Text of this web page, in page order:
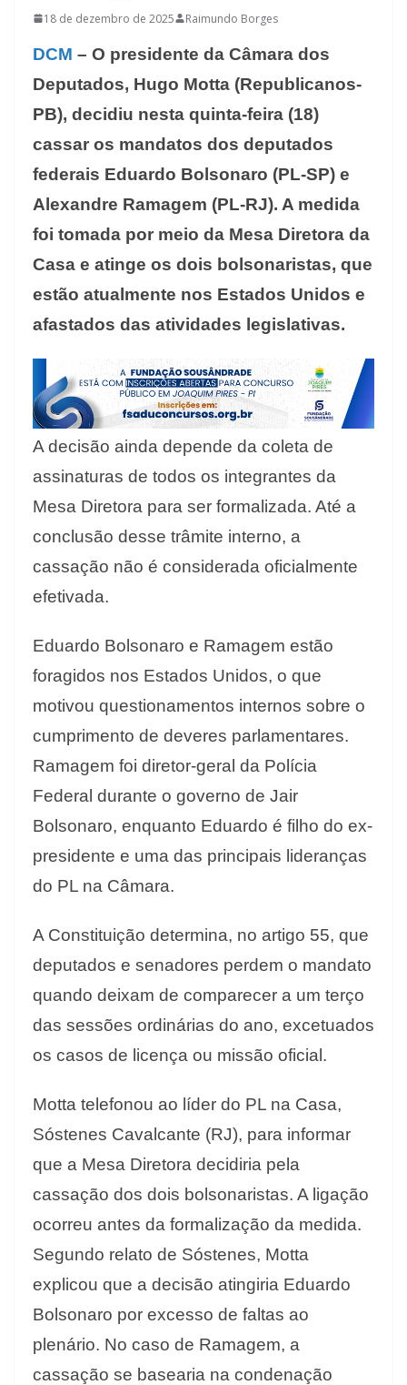
18 de dezembro de 2025 Raimundo Borges
DCM – O presidente da Câmara dos
Deputados, Hugo Motta (Republicanos-
PB), decidiu nesta quinta-feira (18)
cassar os mandatos dos deputados
federais Eduardo Bolsonaro (PL-SP) e
Alexandre Ramagem (PL-RJ). A medida
foi tomada por meio da Mesa Diretora da
Casa e atinge os dois bolsonaristas, que
estão atualmente nos Estados Unidos e
afastados das atividades legislativas.
A decisão ainda depende da coleta de
assinaturas de todos os integrantes da
Mesa Diretora para ser formalizada. Até a
conclusão desse trâmite interno, a
cassação não é considerada oficialmente
efetivada.
Eduardo Bolsonaro e Ramagem estão
foragidos nos Estados Unidos, o que
motivou questionamentos internos sobre o
cumprimento de deveres parlamentares.
Ramagem foi diretor-geral da Polícia
Federal durante o governo de Jair
Bolsonaro, enquanto Eduardo é filho do ex-
presidente e uma das principais lideranças
do PL na Câmara.
A Constituição determina, no artigo 55, que
deputados e senadores perdem o mandato
quando deixam de comparecer a um terço
das sessões ordinárias do ano, excetuados
os casos de licença ou missão oficial.
Motta telefonou ao líder do PL na Casa,
Sóstenes Cavalcante (RJ), para informar
que a Mesa Diretora decidiria pela
cassação dos dois bolsonaristas. A ligação
ocorreu antes da formalização da medida.
Segundo relato de Sóstenes, Motta
explicou que a decisão atingiria Eduardo
Bolsonaro por excesso de faltas ao
plenário. No caso de Ramagem, a
cassação se basearia na condenação